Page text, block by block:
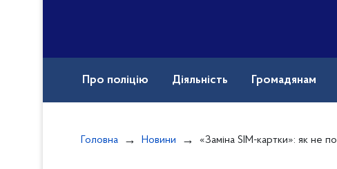
Про поліцію Діяльність Громадянам
Головна Новини «Заміна SIM-картки»: як не